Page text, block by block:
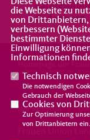
Oldenburg
IMPRESSUM
die Webseite zu
von Drittanbietern,
verbessern
bestimmter
Einwilligung
Informationen
Technisch
Die notwendigen
Gebrauch der
Cookies von
Zur Optimierung
von Drittanbietern ein.